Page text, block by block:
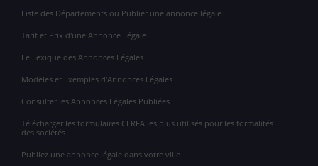
Liste des Départements ou Publier une annonce légale
Tarif et Prix d'une Annonce Légale
Le Lexique des Annonces Légales
Modèles et Exemples d'Annonces Légales
Consulter les Annonces Légales Publiées
Télécharger les formulaires CERFA les plus utilisés pour les formalités
des sociétés
Publiez une annonce légale dans votre ville